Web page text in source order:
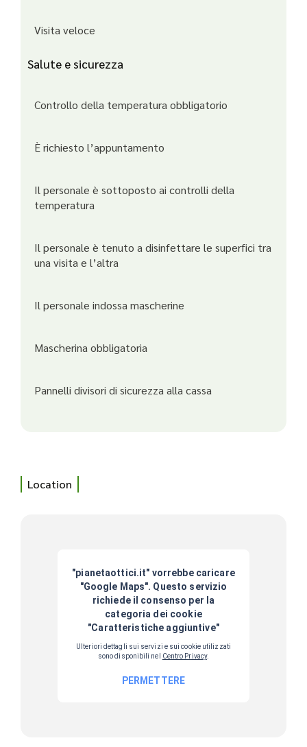
Visita veloce
Salute e sicurezza
Controllo della temperatura obbligatorio
È richiesto l’appuntamento
Il personale è sottoposto ai controlli della
temperatura
Il personale è tenuto a disinfettare le superfici tra
una visita e l’altra
Il personale indossa mascherine
Mascherina obbligatoria
Pannelli divisori di sicurezza alla cassa
Location